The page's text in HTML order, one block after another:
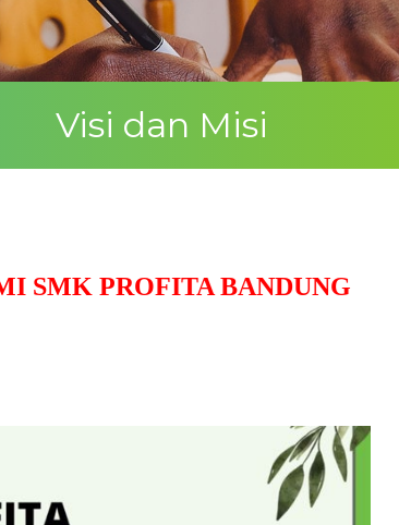
Visi dan Misi
PROFITA BANDUNG